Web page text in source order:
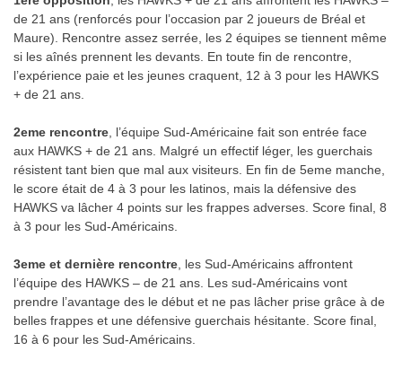
de 21 ans (renforcés pour l’occasion par 2 joueurs de Bréal et
Maure). Rencontre assez serrée, les 2 équipes se tiennent même
si les aînés prennent les devants. En toute fin de rencontre,
l’expérience paie et les jeunes craquent, 12 à 3 pour les HAWKS
+ de 21 ans.
2eme rencontre , l’équipe Sud-Américaine fait son entrée face
aux HAWKS + de 21 ans. Malgré un effectif léger, les guerchais
résistent tant bien que mal aux visiteurs. En fin de 5eme manche,
le score était de 4 à 3 pour les latinos, mais la défensive des
HAWKS va lâcher 4 points sur les frappes adverses. Score final, 8
à 3 pour les Sud-Américains.
3eme et dernière rencontre , les Sud-Américains affrontent
l’équipe des HAWKS – de 21 ans. Les sud-Américains vont
prendre l’avantage des le début et ne pas lâcher prise grâce à de
belles frappes et une défensive guerchais hésitante. Score final,
16 à 6 pour les Sud-Américains.